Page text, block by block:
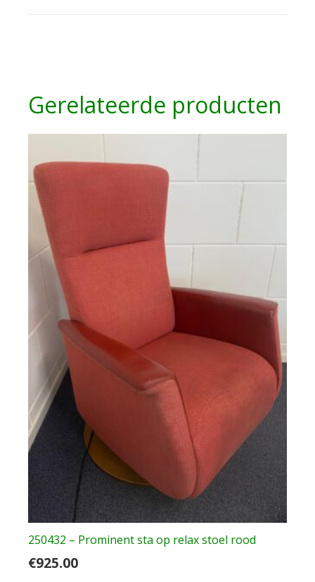
Gerelateerde producten
250432 – Prominent sta op relax stoel rood
€925.00